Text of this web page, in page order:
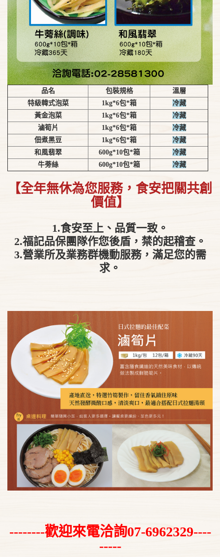
品名 包裝規格
溫層
特級韓式泡菜
1kg*6包*箱
冷藏
黃金泡菜
1kg*6包*箱
冷藏
滷筍片
1kg*6包*箱
冷藏
佃煮黑豆
1kg*6包*箱
冷藏
和風翡翠
600g*10包*箱
冷藏
牛蒡絲
600g*10包*箱 冷藏
【全年無休為您服務，食安把關共創
價值】
1.食安至上、品質一致。
2.福記品保團隊作您後盾，禁的起稽查。
3.營業所及業務群機動服務，滿足您的需
求。
--------歡迎來電洽詢07-6962329----
-----